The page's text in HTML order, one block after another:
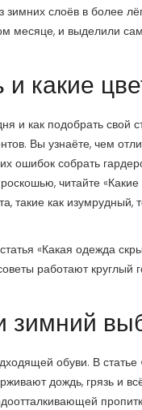
зимних слоёв в более
месяце, и выделили
и какие
и как подобрать свой
Вы узнаёте, чем
ошибок собрать
читайте
такие как
«Какая одежда
работают
зимний
обуви. В
дождь, грязь и